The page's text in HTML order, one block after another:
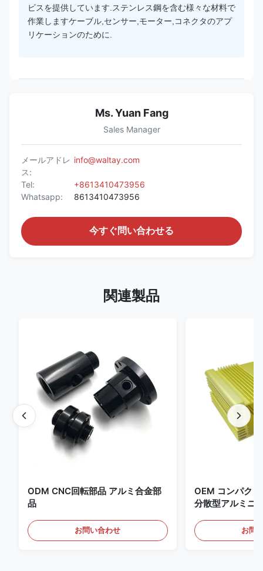
ビスを提供しています.ステンレス鋼を含む様々な材料で
作業しますケーブル,センサー,モーター,コネクタのアプ
リケーションのために.
Ms. Yuan Fang
Sales Manager
メールアドレ
ス:
info@waltay.com
Tel:
+8613410473956
Whatsapp:
8613410473956
今すぐ問い合わせる
関連製品
ODM CNC回転部品 アルミ合金部
品
お問い合わせ
OEM コンパク
分散型アルミニ
お問